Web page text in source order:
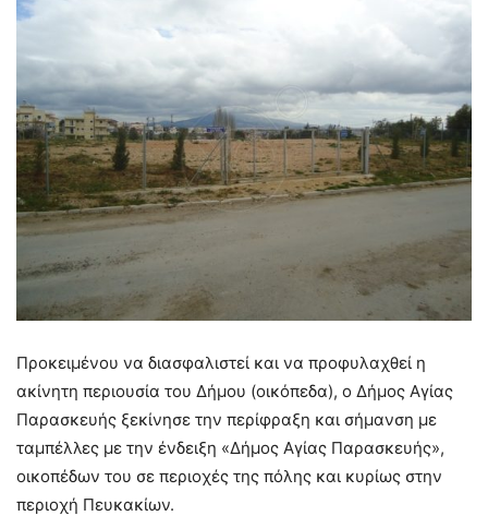
Προκειμένου να διασφαλιστεί και να προφυλαχθεί η
ακίνητη περιουσία του Δήμου (οικόπεδα), ο Δήμος Αγίας
Παρασκευής ξεκίνησε την περίφραξη και σήμανση με
ταμπέλλες με την ένδειξη «Δήμος Αγίας Παρασκευής»,
οικοπέδων του σε περιοχές της πόλης και κυρίως στην
περιοχή Πευκακίων.